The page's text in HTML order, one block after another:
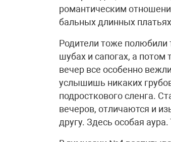
романтическим
бальных длинных
Родители тоже полюбили
шубах и сапогах, а
вечер все особенно
услышишь никаких
подросткового сленга.
вечеров, отличаются и
другу. Здесь особая